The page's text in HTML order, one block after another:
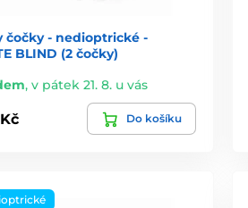
čočky - nedioptrické -
BLIND (2 čočky)
, v pátek 21. 8. u vás
Do košíku